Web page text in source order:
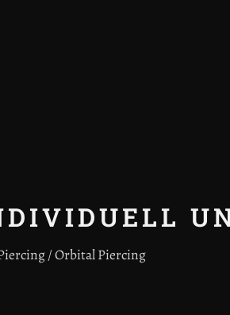
/ Orbital Piercing